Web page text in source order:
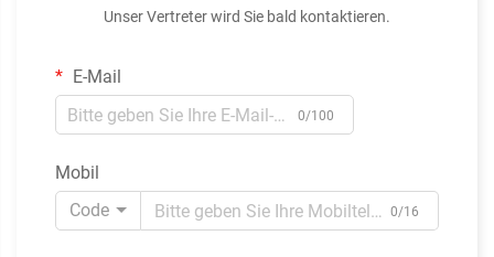
Unser Vertreter wird Sie bald kontaktieren.
E-Mail
0/100
Mobil
Code
0/16